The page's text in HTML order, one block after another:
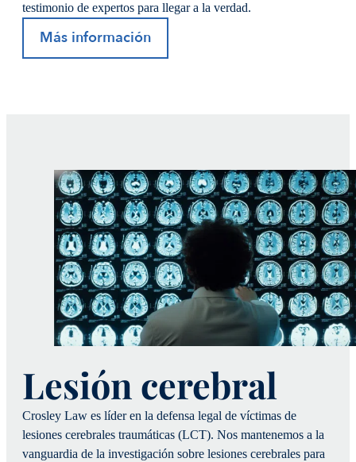
testimonio de expertos para llegar a la verdad.
Más información
Lesión cerebral
Crosley Law es líder en la defensa legal de víctimas de
lesiones cerebrales traumáticas (LCT). Nos mantenemos a la
vanguardia de la investigación sobre lesiones cerebrales para